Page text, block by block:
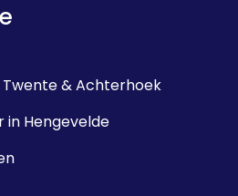
& Achterhoek
in Hengevelde